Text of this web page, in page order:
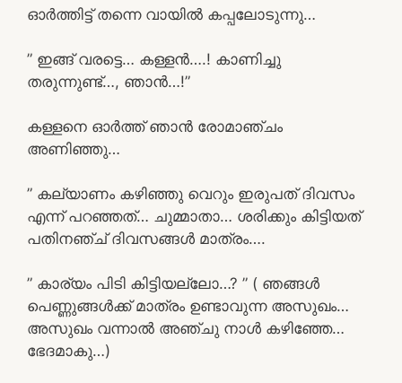
ഓർത്തിട്ട് തന്നെ വായിൽ കപ്പലോടുന്നു…
” ഇങ്ങ് വരട്ടെ… കള്ളൻ….! കാണിച്ചു
തരുന്നുണ്ട്…, ഞാൻ…!”
കള്ളനെ ഓർത്ത് ഞാൻ രോമാഞ്ചം
അണിഞ്ഞു…
” കല്യാണം കഴിഞ്ഞു വെറും ഇരുപത് ദിവസം
എന്ന് പറഞ്ഞത്… ചുമ്മാതാ… ശരിക്കും കിട്ടിയത്
പതിനഞ്ച് ദിവസങ്ങൾ മാത്രം….
” കാര്യം പിടി കിട്ടിയല്ലോ…? ” ( ഞങ്ങൾ
പെണ്ണുങ്ങൾക്ക് മാത്രം ഉണ്ടാവുന്ന അസുഖം…
അസുഖം വന്നാൽ അഞ്ചു നാൾ കഴിഞ്ഞേ…
ഭേദമാകു…)